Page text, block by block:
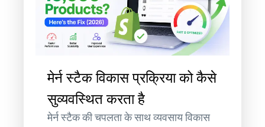
मेर्न स्टैक विकास प्रक्रिया को कैसे
सुव्यवस्थित करता है
मेर्न स्टैक की चपलता के साथ व्यवसाय विकास